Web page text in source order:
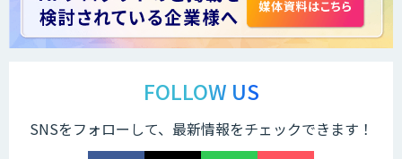
FOLLOW US
SNSをフォローして、最新情報をチェックできます！